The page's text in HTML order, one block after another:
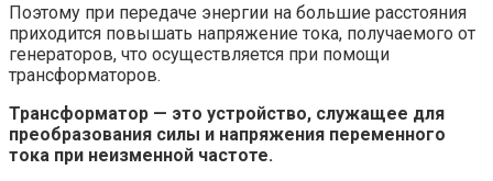
Поэтому при передаче энергии на большие расстояния
приходится повышать напряжение тока, получаемого от
генераторов, что осуществляется при помощи
трансформаторов.
Трансформатор — это устройство, служащее для
преобразования силы и напряжения переменного
тока при неизменной частоте.